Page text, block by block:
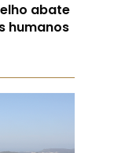
abate
humanos